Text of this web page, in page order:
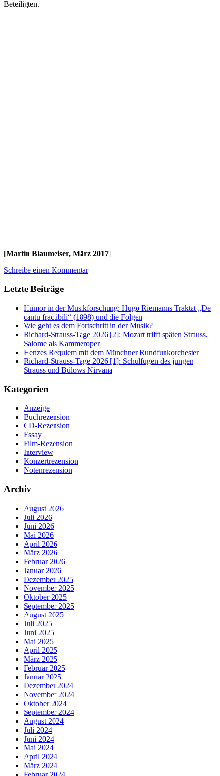
Beteiligten.
[Martin Blaumeiser, März 2017]
Schreibe einen Kommentar
Letzte Beiträge
Humor in der Musikforschung: Hugo Riemanns Traktat „De
cantu fractibili“ (1898) und die Folgen
Wie geht es dem Fortschritt in der Musik?
Richard-Strauss-Tage 2026 [2]: Mozart trifft späten Strauss,
Salome als Kammeroper
Henzes Requiem mit dem Münchner Rundfunkorchester
Richard-Strauss-Tage 2026 [1]: Schulfugen des jungen
Strauss und Bülows Nirvana
Kategorien
Anzeige
Buchrezension
CD-Rezension
Essay
Film-Rezension
Interview
Konzertrezension
Notenrezension
Archiv
August 2026
Juli 2026
Juni 2026
Mai 2026
April 2026
März 2026
Februar 2026
Januar 2026
Dezember 2025
November 2025
Oktober 2025
September 2025
August 2025
Juli 2025
Juni 2025
Mai 2025
April 2025
März 2025
Februar 2025
Januar 2025
Dezember 2024
November 2024
Oktober 2024
September 2024
August 2024
Juli 2024
Juni 2024
Mai 2024
April 2024
März 2024
Februar 2024